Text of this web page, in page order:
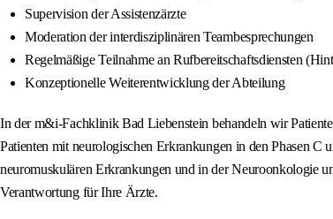
Supervision der Assistenzärzte
Moderation der interdisziplinären Teambesprechungen
Regelmäßige Teilnahme an Rufbereitschaftsdiensten
Konzeptionelle Weiterentwicklung der Abteilung
In der m&i-Fachklinik Bad Liebenstein behandeln wir
Patienten mit neurologischen Erkrankungen in den Phasen
neuromuskulären Erkrankungen und in der Neuroonkologie
Verantwortung für Ihre Ärzte.